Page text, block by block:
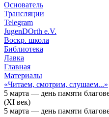
Основатель
Трансляции
Telegram
JugenDOrth e.V.
Воскр. школа
Библиотека
Лавка
Главная
Материалы
«Читаем, смотрим, слушаем...»
5 марта — день памяти
(ХІ век)
5 марта — день памяти